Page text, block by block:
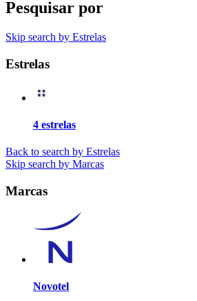
Pesquisar por
Skip search by Estrelas
Estrelas
4 estrelas
Back to search by Estrelas
Skip search by Marcas
Marcas
Novotel